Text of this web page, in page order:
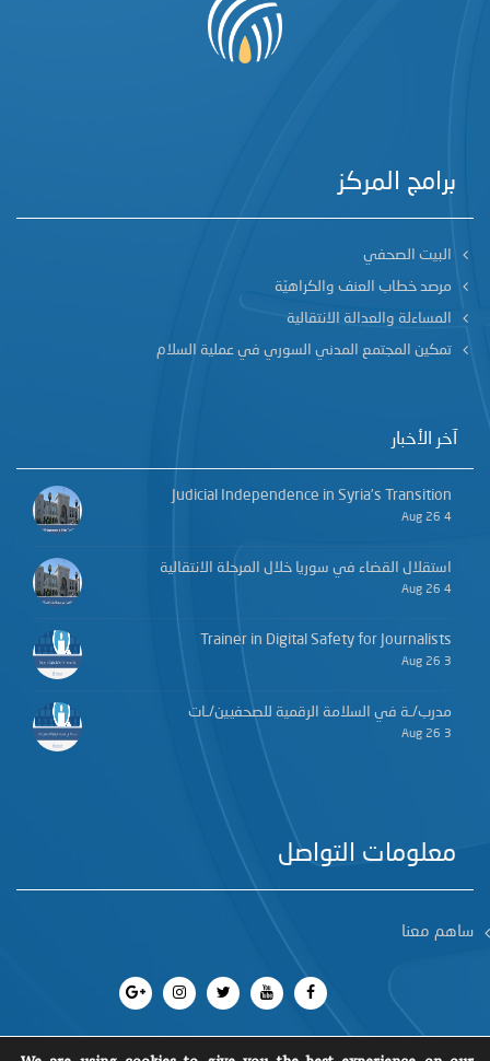
برامج المركز
البيت الصحفي
مرصد خطاب العنف والكراهيّة
المساءلة والعدالة الانتقالية
تمكين المجتمع المدني السوري في عملية السلام
آخر الأخبار
Judicial Independence in Syria’s Transition
4 Aug 26
استقلال القضاء في سوريا خلال المرحلة الانتقالية
4 Aug 26
Trainer in Digital Safety for Journalists
3 Aug 26
مدرب/ـة في السلامة الرقمية للصحفيين/ـات
3 Aug 26
معلومات التواصل
ساهم معنا